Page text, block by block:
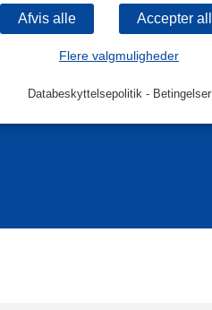
Flere valgmuligheder
Databeskyttelsepolitik- Betingelser